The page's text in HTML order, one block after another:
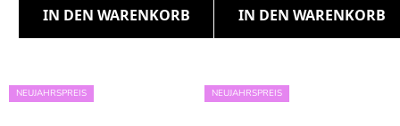
IN DEN WARENKORB IN DEN WARENKORB
NEUJAHRSPREIS NEUJAHRSPREIS